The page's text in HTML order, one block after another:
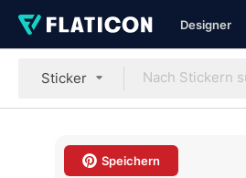
Designer
Sticker
Speichern